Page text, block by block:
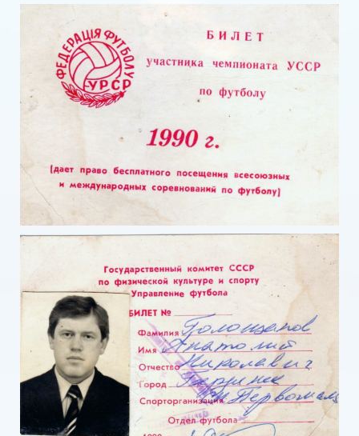
Чемпионат 2018
Чемпионат 2019
Чемпионат 2020
Турнир среди силовых структур
Микрорайоны
НОВОСТИ
Женский футбол
Маэстро в Бердянске
Мотокросс в Бердянске.
Футбол в массы
Футбол в Украине 1912 год